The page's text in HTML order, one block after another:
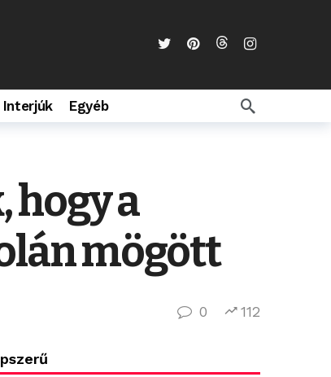
Interjúk Egyéb
hogy a
mögött
0 112